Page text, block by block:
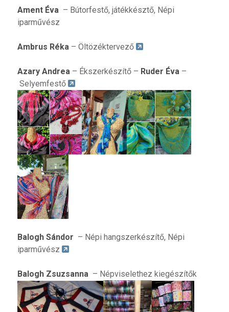
Ament Éva – Bútorfestő, játékkésztő, Népi
iparművész
Ambrus Réka – Öltözéktervező
Azary Andrea – Ékszerkészítő – Ruder Éva –
Selyemfestő
Balogh Sándor – Népi hangszerkészítő, Népi
iparművész
Balogh Zsuzsanna – Népviselethez kiegészítők